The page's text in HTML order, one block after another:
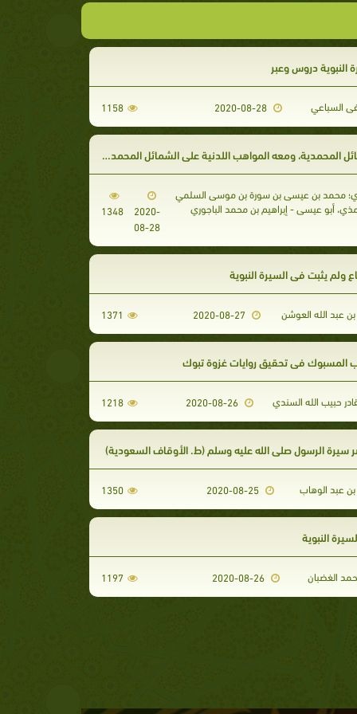
النبوية دروس وعبر
السباعي 1158
المحمدية، ومعه المواهب اللدنية على الشمائل المحمدية (ت: عوامة)
محمد بن عيسى بن سورة بن موسى السلمي
أبو عيسى - إبراهيم بن محمد الباجوري
2020-
08-28
1348
ولم يثبت في السيرة النبوية
عبد الله العوشن 1371
المسبوك في تحقيق روايات غزوة تبوك
حبيب الله السندي 1218
سيرة الرسول صلى الله عليه وسلم (ط. الأوقاف السعودية)
عبد الوهاب 2020-08-25
1350
النبوية
الغضبان 1197